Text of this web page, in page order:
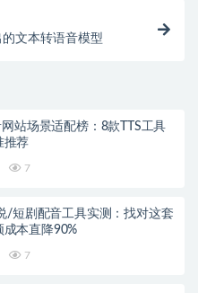
文本转语音模型
站场景适配榜：8款TTS工具
推荐
7
/短剧配音工具实测：找对这套
本直降90%
7